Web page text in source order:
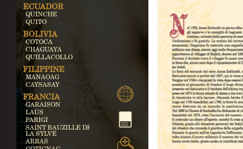
ECUADOR
QUINCHE
QUITO
BOLIVIA
COTOCA
CHAGUAYA
QUILLACOLLO
FILIPPINE
MANAOAG
CAYSASAY
FRANCIA
GARAISON
LAUS
PARIGI
SAINT BAUZILLE DE
LA SYLVE
ARRAS